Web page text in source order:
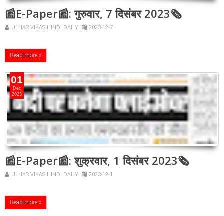
📰E-Paper📰: गुरुवार, 7 दिसंबर 2023🗞
ULHAS VIKAS HINDI DAILY 2023-12-7
Read more »
01
Dec
2023
📰E-Paper📰: शुक्रवार, 1 दिसंबर 2023🗞
ULHAS VIKAS HINDI DAILY 2023-12-1
Read more »